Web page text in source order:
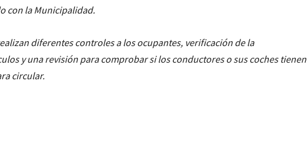
con la Municipalidad.
diferentes controles a los ocupantes, verificación de la
y una revisión para comprobar si los conductores o sus coches tienen
circular.